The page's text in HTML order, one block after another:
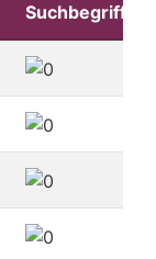
Suchbegriffe